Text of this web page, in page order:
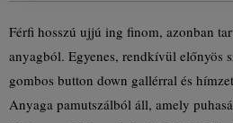
Férfi hosszú ujjú ing finom, azonban
anyagból. Egyenes, rendkívül előnyös
gombos button down gallérral és
Anyaga pamutszálból áll, amely